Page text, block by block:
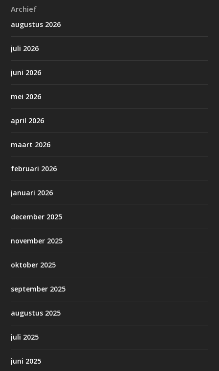
Archief
augustus 2026
juli 2026
juni 2026
mei 2026
april 2026
maart 2026
februari 2026
januari 2026
december 2025
november 2025
oktober 2025
september 2025
augustus 2025
juli 2025
juni 2025